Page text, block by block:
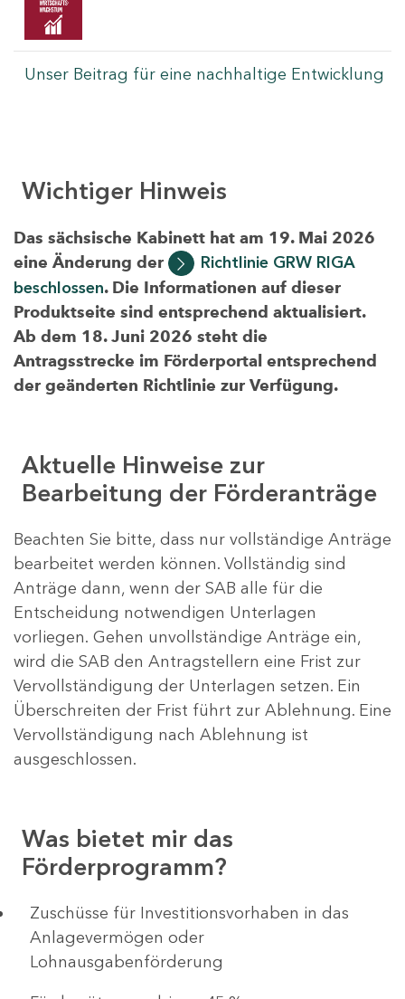
Unser Beitrag für eine nachhaltige Entwicklung
Wichtiger Hinweis
Das sächsische Kabinett hat am 19. Mai 2026
eine Änderung der
Richtlinie GRW RIGA
beschlossen. Die Informationen auf dieser
Produktseite sind entsprechend aktualisiert.
Ab dem 18. Juni 2026 steht die
Antragsstrecke im Förderportal entsprechend
der geänderten Richtlinie zur Verfügung.
Aktuelle Hinweise zur
Bearbeitung der Förderanträge
Beachten Sie bitte, dass nur vollständige Anträge
bearbeitet werden können. Vollständig sind
Anträge dann, wenn der SAB alle für die
Entscheidung notwendigen Unterlagen
vorliegen. Gehen unvollständige Anträge ein,
wird die SAB den Antragstellern eine Frist zur
Vervollständigung der Unterlagen setzen. Ein
Überschreiten der Frist führt zur Ablehnung. Eine
Vervollständigung nach Ablehnung ist
ausgeschlossen.
Was bietet mir das
Förderprogramm?
​​​​​​Zuschüsse für Investitionsvorhaben in das
Anlagevermögen oder
Lohnausgabenförderung